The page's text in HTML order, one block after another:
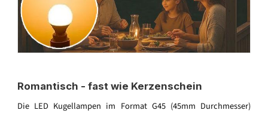
Romantisch - fast wie Kerzenschein
Die LED Kugellampen im Format G45 (45mm Durchmesser)